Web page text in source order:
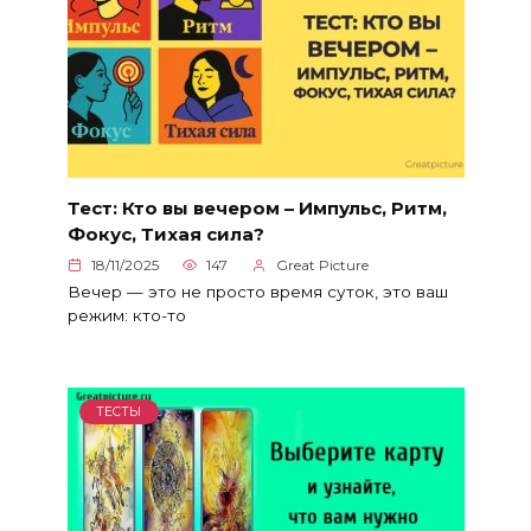
Тест: Кто вы вечером – Импульс, Ритм,
Фокус, Тихая сила?
18/11/2025 147 Great Picture
Вечер — это не просто время суток, это ваш
режим: кто-то
ТЕСТЫ